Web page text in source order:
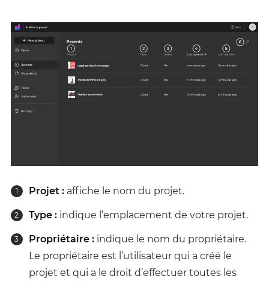
Projet :affiche le nom du projet.
Type :indique l’emplacement de votre projet.
Propriétaire :indique le nom du propriétaire.
Le propriétaire est l’utilisateur qui a créé le
projet et qui a le droit d’effectuer toutes les